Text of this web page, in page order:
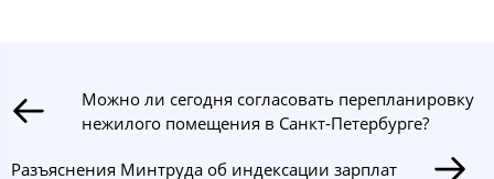
Можно ли сегодня согласовать перепланировку
нежилого помещения в Санкт-Петербурге?
Разъяснения Минтруда об индексации зарплат